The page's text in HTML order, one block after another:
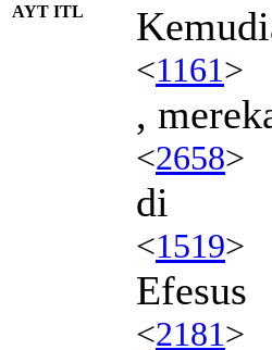
AYT ITL
<1161>
,
<2658>
di
<1519>
Efesus
<2181>